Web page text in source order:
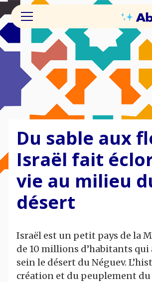
Du sable aux
Israël fait
vie au milieu
désert
Israël est un petit pays de la
de 10 millions d’habitants
sein le désert du Néguev.
création et du peuplement du